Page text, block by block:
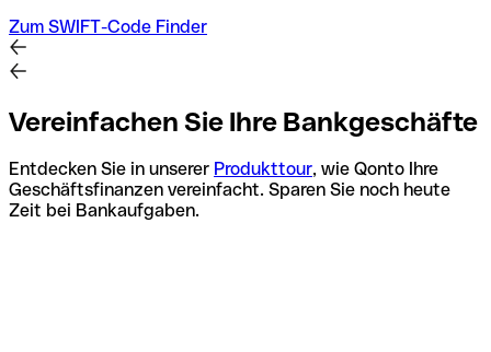
Zum SWIFT-Code Finder
Vereinfachen Sie Ihre Bankgeschäfte
Entdecken Sie in unserer Produkttour, wie Qonto Ihre
Geschäftsfinanzen vereinfacht. Sparen Sie noch heute
Zeit bei Bankaufgaben.